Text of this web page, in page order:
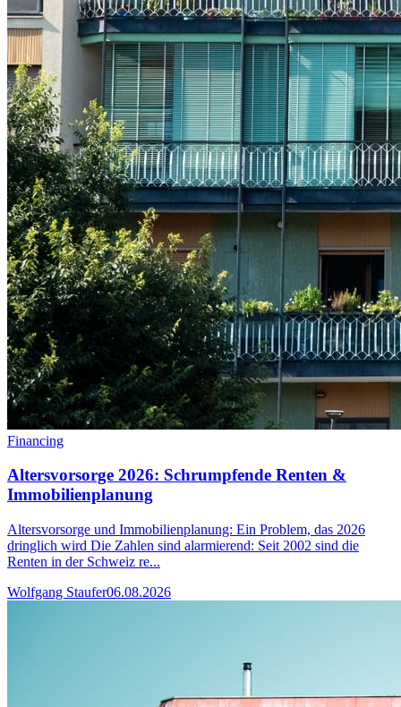
Financing
Altersvorsorge 2026: Schrumpfende Renten &
Immobilienplanung
Altersvorsorge und Immobilienplanung: Ein Problem, das 2026
dringlich wird Die Zahlen sind alarmierend: Seit 2002 sind die
Renten in der Schweiz re...
Wolfgang Staufer06.08.2026